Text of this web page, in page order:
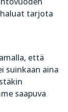
haluat tarjota
että
suinkaan aina
saapuva